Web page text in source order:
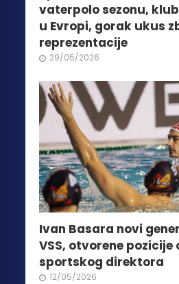
vaterpolo sezonu,
u Evropi, gorak ukus
reprezentacije
29/05/2026
Ivan Basara novi
VSS, otvorene
sportskog direktora
12/05/2026